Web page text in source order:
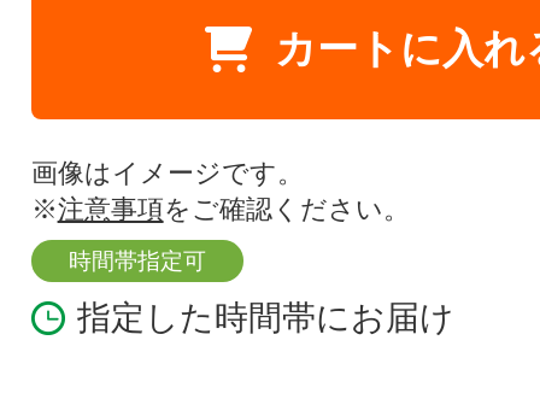
カートに入れ
画像はイメージです。
※注意事項をご確認ください。
時間帯指定可
指定した時間帯にお届け